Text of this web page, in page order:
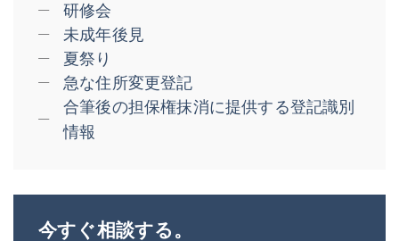
研修会
未成年後見
夏祭り
急な住所変更登記
合筆後の担保権抹消に提供する登記識別
情報
今すぐ相談する。